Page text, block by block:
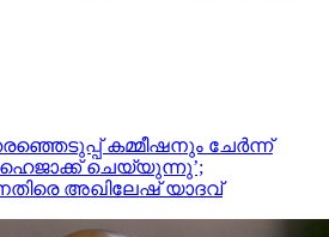
കമ്മീഷനും ചേർന്ന്
ഹൈജാക്ക് ചെയ്യുന്നു’;
അഖിലേഷ് യാദവ്